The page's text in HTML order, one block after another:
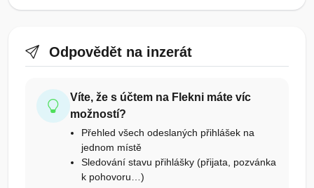
Odpovědět na inzerát
Víte, že s účtem na Flekni máte víc
možností?
Přehled všech odeslaných přihlášek na
jednom místě
Sledování stavu přihlášky (přijata, pozvánka
k pohovoru…)